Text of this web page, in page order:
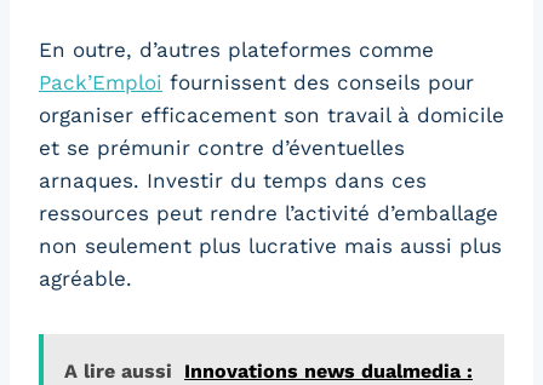
En outre, d’autres plateformes comme
Pack’Emploi fournissent des conseils pour
organiser efficacement son travail à domicile
et se prémunir contre d’éventuelles
arnaques. Investir du temps dans ces
ressources peut rendre l’activité d’emballage
non seulement plus lucrative mais aussi plus
agréable.
A lire aussi
Innovations news dualmedia :